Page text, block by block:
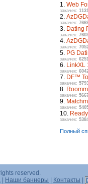
1. Web
закачек:
2.
закачек:
3. Dating
закачек:
4.
закачек:
5. PG
закачек:
6. LinkXL
закачек:
7. DF™
закачек:
8.
закачек:
9.
закачек:
10.
закачек:
Полный
reserved.
Наши баннеры Контакты